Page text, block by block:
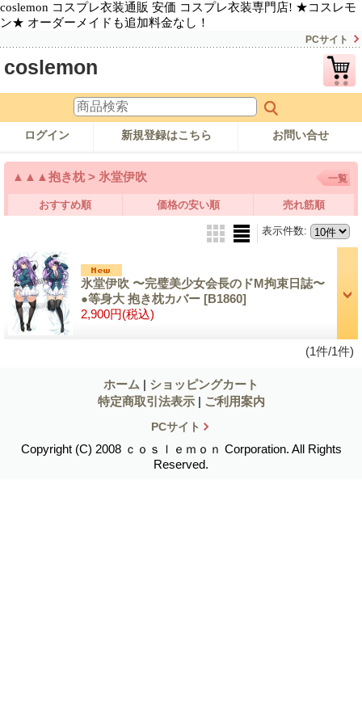
coslemon コスプレ衣装通販 安価 コスプレ衣装専門店! ★コスレモ
ン★ オーダーメイドも追加料金なし！
PCサイト
coslemon
ログイン 新規登録はこちら お問い合せ
▲▲▲抱き枕 > 氷堂伊吹 一覧
おすすめ順 価格の安い順 売れ筋順
表示件数:
氷堂伊吹 〜完璧美少女会長のドM拘束日誌〜
●等身大 抱き枕カバー [B1860]
2,900円(税込)
(1件/1件)
ホーム | ショッピングカート
特定商取引法表示 | ご利用案内
PCサイト
Copyright (C) 2008 ｃｏｓｌｅｍｏｎ Corporation. All Rights
Reserved.